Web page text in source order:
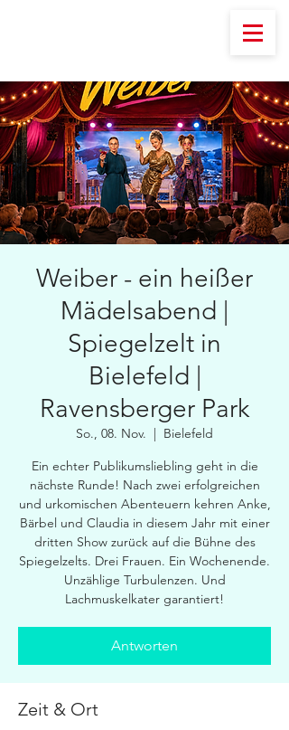
Weiber - ein heißer
Mädelsabend |
Spiegelzelt in
Bielefeld |
Ravensberger Park
So., 08. Nov.
  |
Bielefeld
Ein echter Publikumsliebling geht in die
nächste Runde! Nach zwei erfolgreichen
und urkomischen Abenteuern kehren Anke,
Bärbel und Claudia in diesem Jahr mit einer
dritten Show zurück auf die Bühne des
Spiegelzelts. Drei Frauen. Ein Wochenende.
Unzählige Turbulenzen. Und
Lachmuskelkater garantiert!
Antworten
Zeit & Ort